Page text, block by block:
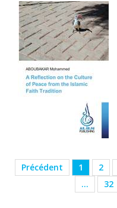
Précédent 1 2
…
32